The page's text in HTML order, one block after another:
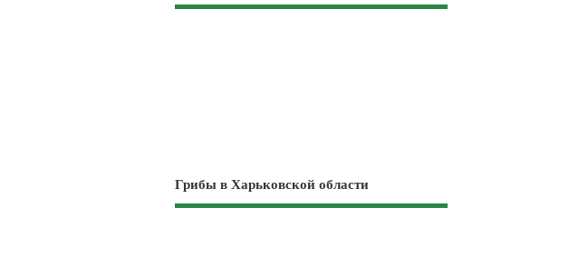
Грибы в Харьковской области